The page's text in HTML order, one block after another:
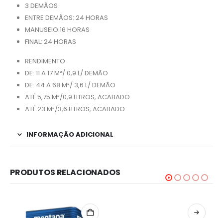
3 DEMÃOS
ENTRE DEMÃOS: 24 HORAS
MANUSEIO:16 HORAS
FINAL: 24 HORAS
RENDIMENTO
DE: 11 A 17 M²/ 0,9 L/ DEMÃO
DE: 44 A 68 M²/ 3,6 L/ DEMÃO
ATÉ 5,75 M²/0,9 LITROS, ACABADO
ATÉ 23 M²/3,6 LITROS, ACABADO
INFORMAÇÃO ADICIONAL
PRODUTOS RELACIONADOS